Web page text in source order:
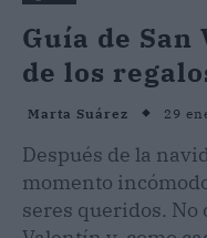
Guía de
de los
Marta Suárez 29
Después de la
momento
seres queridos. No